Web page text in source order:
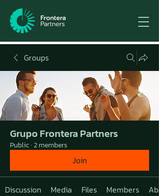
Groups
Grupo Frontera Partners
Public·2 members
Join
Discussion Media Files Members